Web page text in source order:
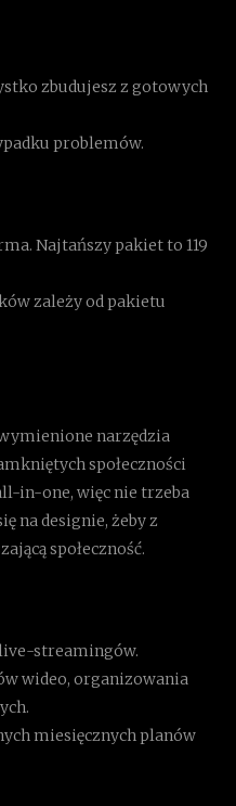
zbudujesz z gotowych
problemów.
Najtańszy pakiet to 119
zależy od pakietu
narzędzia
społeczności
in-one, więc nie trzeba
na designie, żeby z
społeczność.
streamingów.
wideo, organizowania
miesięcznych planów